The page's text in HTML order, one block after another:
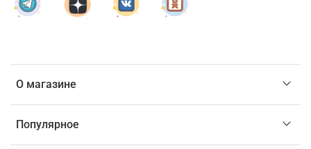
О магазине
Популярное